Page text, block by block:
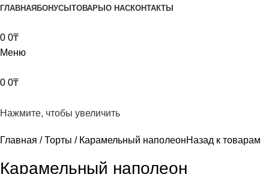
ГЛАВНАЯ БОНУСЫ ТОВАРЫ О НАСКОНТАКТЫ
0 0₸
Меню
0 0₸
Нажмите, чтобы увеличить
Главная Торты Карамельный наполеонНазад к товарам
Карамельный наполеон